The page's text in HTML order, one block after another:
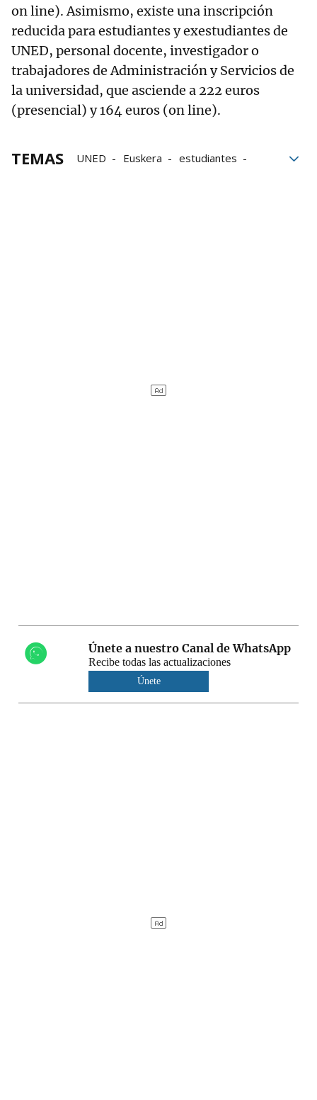
on line). Asimismo, existe una inscripción
reducida para estudiantes y exestudiantes de
UNED, personal docente, investigador o
trabajadores de Administración y Servicios de
la universidad, que asciende a 222 euros
(presencial) y 164 euros (on line).
TEMAS UNED Euskera
estudiantes
Únete a nuestro Canal de WhatsApp
Recibe todas las actualizaciones
Únete